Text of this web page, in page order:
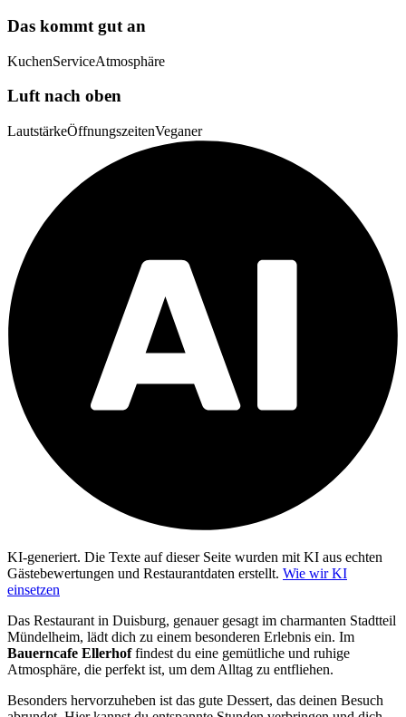
Das kommt gut an
KuchenServiceAtmosphäre
Luft nach oben
LautstärkeÖffnungszeitenVeganer
KI-generiert. Die Texte auf dieser Seite wurden mit KI aus echten
Gästebewertungen und Restaurantdaten erstellt. Wie wir KI
einsetzen
Das Restaurant in Duisburg, genauer gesagt im charmanten Stadtteil
Mündelheim, lädt dich zu einem besonderen Erlebnis ein. Im
Bauerncafe Ellerhoffindest du eine gemütliche und ruhige
Atmosphäre, die perfekt ist, um dem Alltag zu entfliehen.
Besonders hervorzuheben ist das gute Dessert, das deinen Besuch